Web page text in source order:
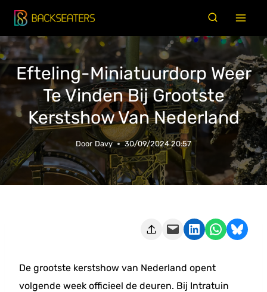
Doorgaan
naar
inhoud
Efteling-Miniatuurdorp Weer
Te Vinden Bij Grootste
Kerstshow Van Nederland
Door Davy 30/09/2024 20:57
Deze pagina e-mailen Delen op LinkedIn Delen via WhatsApp Share on Bluesky
De grootste kerstshow van Nederland opent
volgende week officieel de deuren. Bij Intratuin